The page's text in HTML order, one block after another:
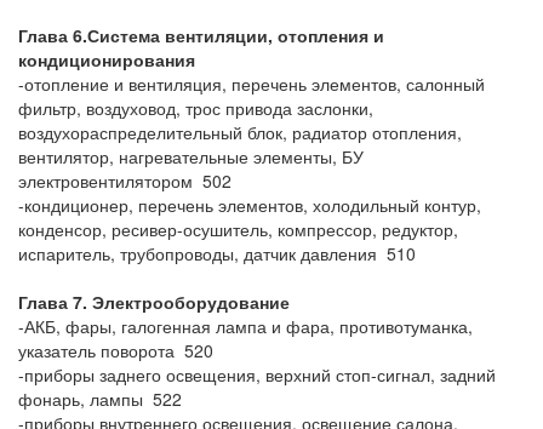
Глава 6.Система вентиляции, отопления и
кондиционирования
-отопление и вентиляция, перечень элементов, салонный
фильтр, воздуховод, трос привода заслонки,
воздухораспределительный блок, радиатор отопления,
вентилятор, нагревательные элементы, БУ
электровентилятором 502
-кондиционер, перечень элементов, холодильный контур,
конденсор, ресивер-осушитель, компрессор, редуктор,
испаритель, трубопроводы, датчик давления 510
Глава 7. Электрооборудование
-АКБ, фары, галогенная лампа и фара, противотуманка,
указатель поворота 520
-приборы заднего освещения, верхний стоп-сигнал, задний
фонарь, лампы 522
-приборы внутреннего освещения, освещение салона,